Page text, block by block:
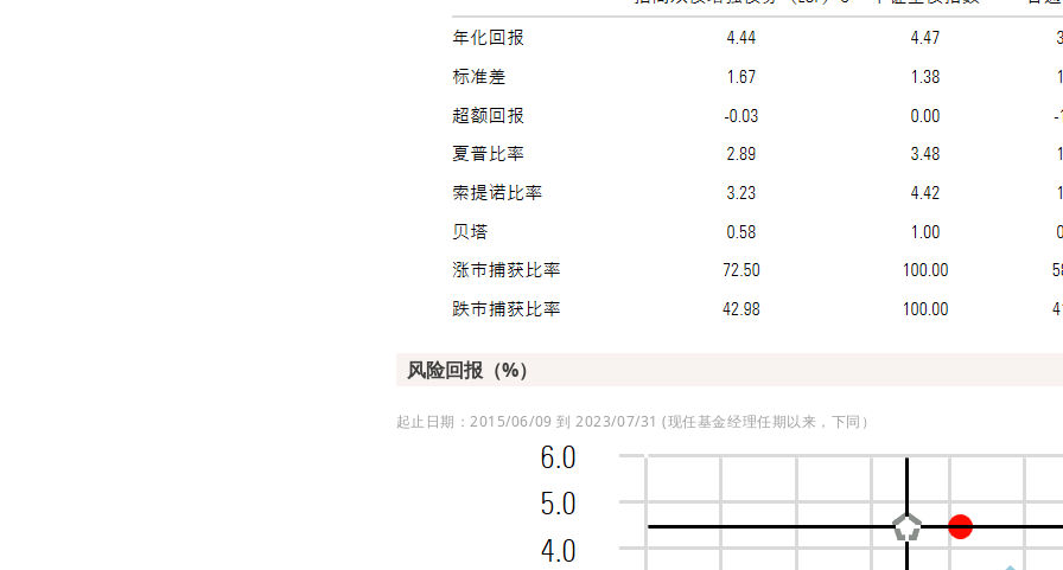
风险回报（%）
起止日期：2015/06/09 到 2023/07/31 (现任基金经理任期以来，下同）